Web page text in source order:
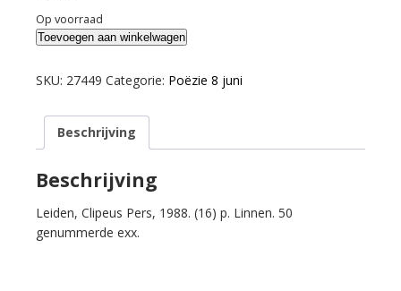
Op voorraad
Vondel,
van
Haec
libertatis
Papieren
geofferd
op
Toevoegen aan winkelwagen
SKU: 27449 Categorie: Poëzie 8 juni
Beschrijving
Beschrijving
Leiden, Clipeus Pers, 1988. (16) p. Linnen. 50
genummerde exx.